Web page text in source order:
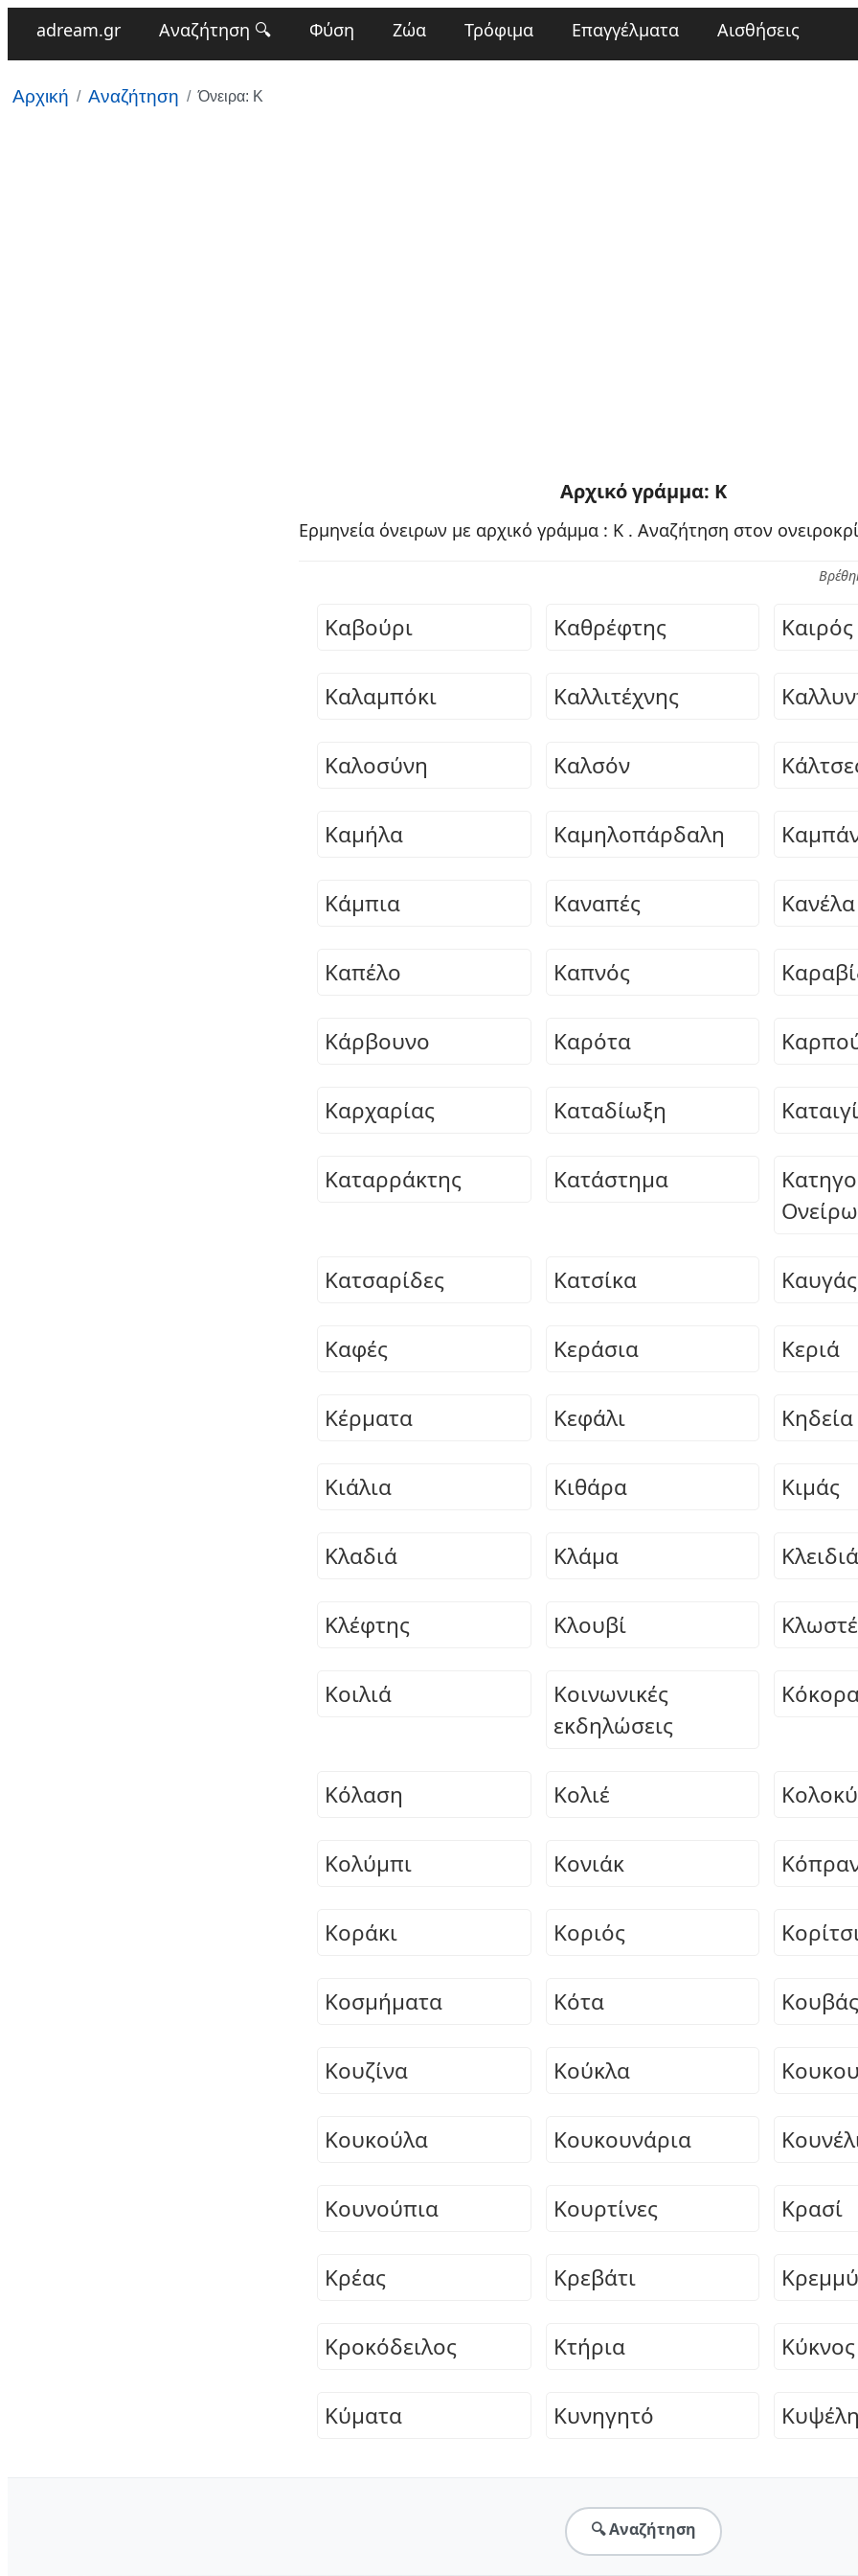
adream.gr Αναζήτηση 🔍 Φύση Ζώα Τρόφιμα Επαγγέλματα Αισθήσεις
Αρχική Αναζήτηση Όνειρα: Κ
Αρχικό γράμμα: Κ
Ερμηνεία όνειρων με αρχικό γράμμα : Κ . Αναζήτηση στον
Καβούρι Καθρέφτης Καιρός
Καλαμπόκι Καλλιτέχνης
Καλοσύνη Καλσόν
Καμήλα Καμηλοπάρδαλη
Κάμπια Καναπές Κανέλα
Καπέλο Καπνός
Κάρβουνο Καρότα
Καρχαρίας Καταδίωξη
Καταρράκτης Κατάστημα
Κατσαρίδες Κατσίκα Καυγάς
Καφές Κεράσια Κεριά
Κέρματα Κεφάλι Κηδεία
Κιάλια Κιθάρα Κιμάς
Κλαδιά Κλάμα Κλειδιά
Κλέφτης Κλουβί
Κοιλιά
Κοινωνικές
εκδηλώσεις
Κόλαση Κολιέ
Κολύμπι Κονιάκ
Κοράκι Κοριός
Κοσμήματα Κότα Κουβάς
Κουζίνα Κούκλα
Κουκούλα Κουκουνάρια
Κουνούπια Κουρτίνες Κρασί
Κρέας Κρεβάτι
Κροκόδειλος Κτήρια Κύκνος
Κύματα Κυνηγητό Κυψέλη
🔍 Αναζήτηση